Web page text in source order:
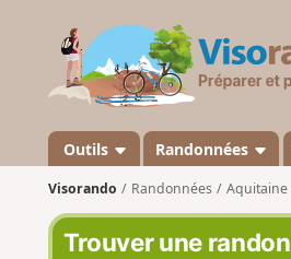
Outils Randonnées
Visorando Randonnées Aquitaine
Trouver une